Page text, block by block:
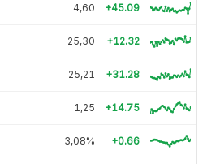
4,60 +45.09
25,30 +12.32
25,21 +31.28
1,25 +14.75
3,08% +0.66